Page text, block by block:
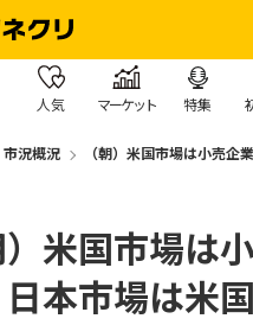
人気 マーケット 特集
市況概況 （朝）米国市場は小売
）米国市場は
本市場は米